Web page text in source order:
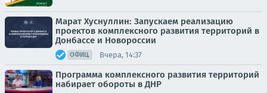
Марат Хуснуллин: Запускаем реализацию
проектов комплексного развития территорий в
Донбассе и Новороссии
ОФИЦ. Вчера, 14:37
Программа комплексного развития территорий
набирает обороты в ДНР